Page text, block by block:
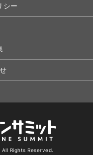
シー
Rights Reserved.